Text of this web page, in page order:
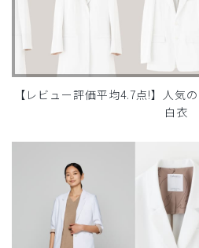
【レビュー評価平均4.7点!】人気
白衣